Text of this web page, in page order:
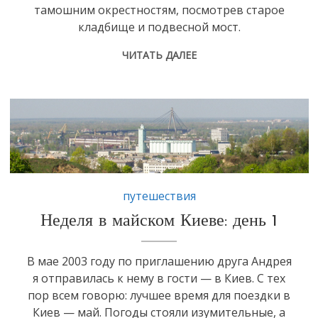
тамошним окрестностям, посмотрев старое
кладбище и подвесной мост.
ЧИТАТЬ ДАЛЕЕ
OLYMPUS DIGITAL CAMERA
путешествия
Неделя в майском Киеве: день 1
В мае 2003 году по приглашению друга Андрея
я отправилась к нему в гости — в Киев. С тех
пор всем говорю: лучшее время для поездки в
Киев — май. Погоды стояли изумительные, а